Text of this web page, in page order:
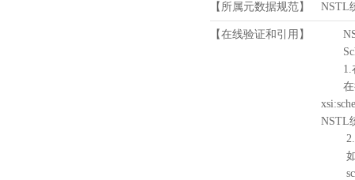
【所属元数据规范】 NSTL
【在线验证和引用】
1.
在待
NSTL
2.
如需